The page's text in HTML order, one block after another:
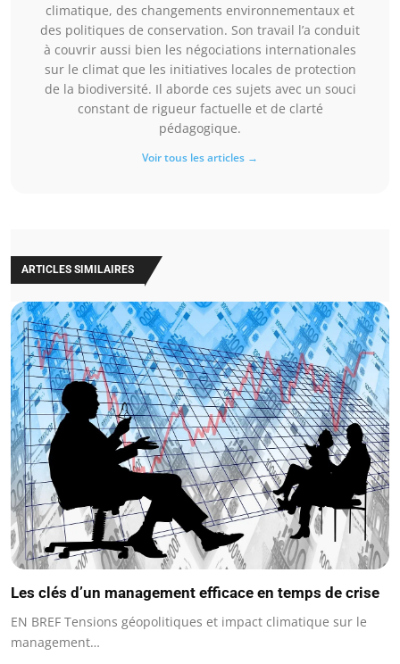
climatique, des changements environnementaux et
des politiques de conservation. Son travail l’a conduit
à couvrir aussi bien les négociations internationales
sur le climat que les initiatives locales de protection
de la biodiversité. Il aborde ces sujets avec un souci
constant de rigueur factuelle et de clarté
pédagogique.
Voir tous les articles →
ARTICLES SIMILAIRES
Les clés d’un management efficace en temps de crise
EN BREF Tensions géopolitiques et impact climatique sur le
management…